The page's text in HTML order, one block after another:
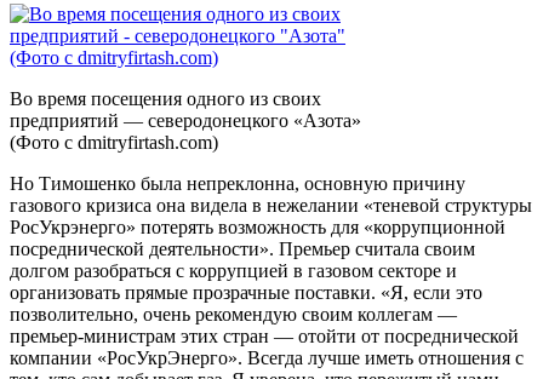
Во время посещения одного из своих
предприятий — северодонецкого «Азота»
(Фото с dmitryfirtash.com)
Но Тимошенко была непреклонна, основную причину
газового кризиса она видела в нежелании «теневой структуры
РосУкрэнерго» потерять возможность для «коррупционной
посреднической деятельности». Премьер считала своим
долгом разобраться с коррупцией в газовом секторе и
организовать прямые прозрачные поставки. «Я, если это
позволительно, очень рекомендую своим коллегам —
премьер-министрам этих стран — отойти от посреднической
компании «РосУкрЭнерго». Всегда лучше иметь отношения с